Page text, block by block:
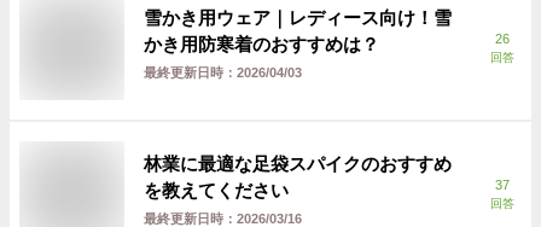
雪かき用ウェア｜レディース向け！雪
かき用防寒着のおすすめは？
最終更新日時： 2026/04/03
26
回答
林業に最適な足袋スパイクのおすすめ
を教えてください
最終更新日時： 2026/03/16
37
回答